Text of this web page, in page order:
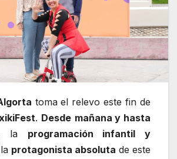
toma el relevo este fin de
. Desde mañana y hasta
la programación infantil y
protagonista absoluta de este